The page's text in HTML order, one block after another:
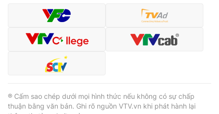
® Cấm sao chép dưới mọi hình thức nếu không có sự chấp
thuận bằng văn bản. Ghi rõ nguồn VTV.vn khi phát hành lại